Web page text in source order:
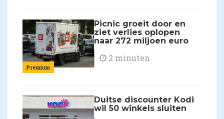
Premium
Picnic groeit door en
ziet verlies oplopen
naar 272 miljoen euro
2 minuten
Duitse discounter Kodi
wil 50 winkels sluiten